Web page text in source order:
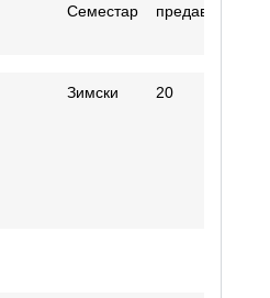
Семестар предавања
Зимски 20